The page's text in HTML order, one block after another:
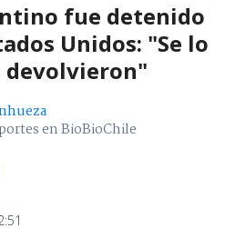
fue detenido
Unidos: "Se lo
devolvieron"
en BioBioChile